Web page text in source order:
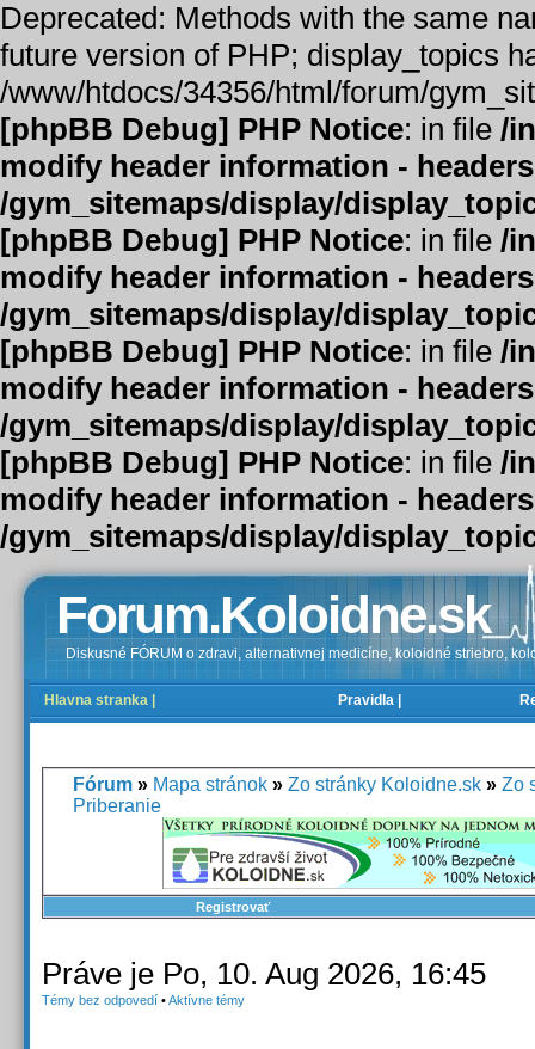
Deprecated: Methods with the same
future version of PHP; display_topics
/www/htdocs/34356/html/forum/
[phpBB Debug] PHP Notice: in file /
modify header information -
/gym_sitemaps/display/
[phpBB Debug] PHP Notice: in file /
modify header information -
/gym_sitemaps/display/
[phpBB Debug] PHP Notice: in file /
modify header information -
/gym_sitemaps/display/
[phpBB Debug] PHP Notice: in file /
modify header information -
/gym_sitemaps/display/
Forum.Koloidne.sk
Diskusné FÓRUM o zdravi, alternativnej medicíne, koloidné striebro,
Hlavna stranka | Pravidla |
Fórum » Mapa stránok » Zo stránky Koloidne.sk » Zo
Priberanie
Registrovať
Práve je Po, 10. Aug 2026, 16:45
Témy bez odpovedí •Aktívne témy